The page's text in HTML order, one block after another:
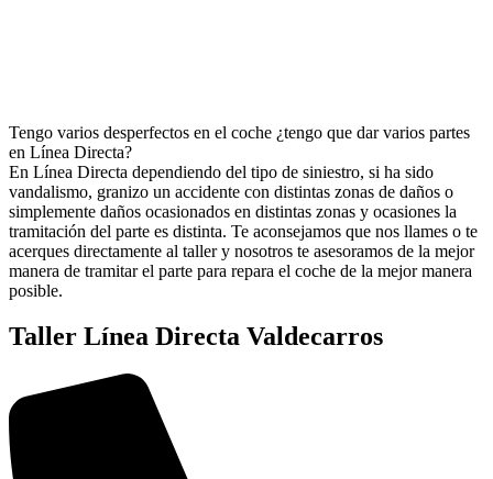
Tengo varios desperfectos en el coche ¿tengo que dar varios partes
en Línea Directa?
En Línea Directa dependiendo del tipo de siniestro, si ha sido
vandalismo, granizo un accidente con distintas zonas de daños o
simplemente daños ocasionados en distintas zonas y ocasiones la
tramitación del parte es distinta. Te aconsejamos que nos llames o te
acerques directamente al taller y nosotros te asesoramos de la mejor
manera de tramitar el parte para repara el coche de la mejor manera
posible.
Taller Línea Directa Valdecarros